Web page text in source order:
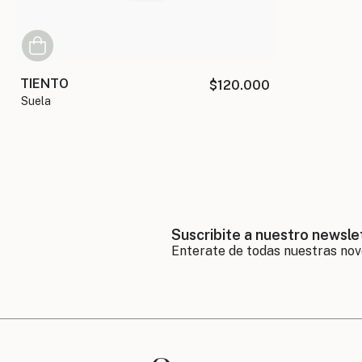
TIENTO
suela
$120.000
Suscribite a nuestro